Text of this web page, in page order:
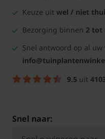
Keuze uit wel / niet
Bezorging binnen 2 tot
Snel antwoord op al uw
9.5 uit
Snel naar: